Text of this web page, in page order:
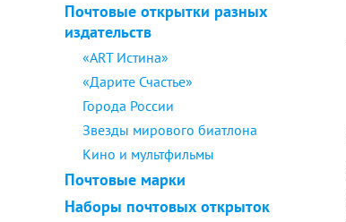
Почтовые открытки разных
издательств
«ART Истина»
«Дарите Счастье»
Города России
Звезды мирового биатлона
Кино и мультфильмы
Почтовые марки
Наборы почтовых открыток